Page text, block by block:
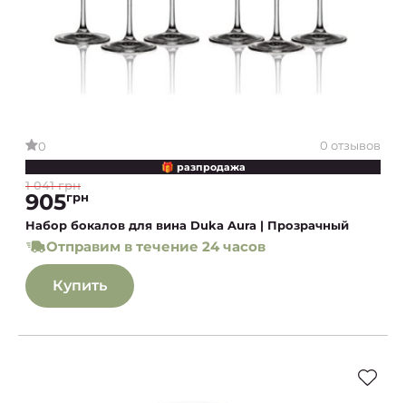
0 0 отзывов
🎁 разпродажа
1 041 грн
905грн
Набор бокалов для вина Duka Aura | Прозрачный
Отправим в течение 24 часов
Купить